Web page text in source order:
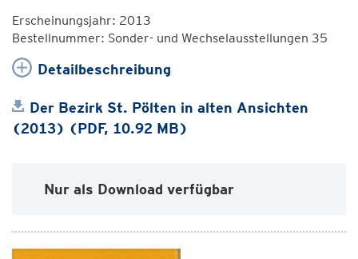
Erscheinungsjahr: 2013
Bestellnummer: Sonder- und Wechselausstellungen 35
Detailbeschreibung
Der Bezirk St. Pölten in alten Ansichten
(2013) (PDF, 10.92 MB)
Nur als Download verfügbar